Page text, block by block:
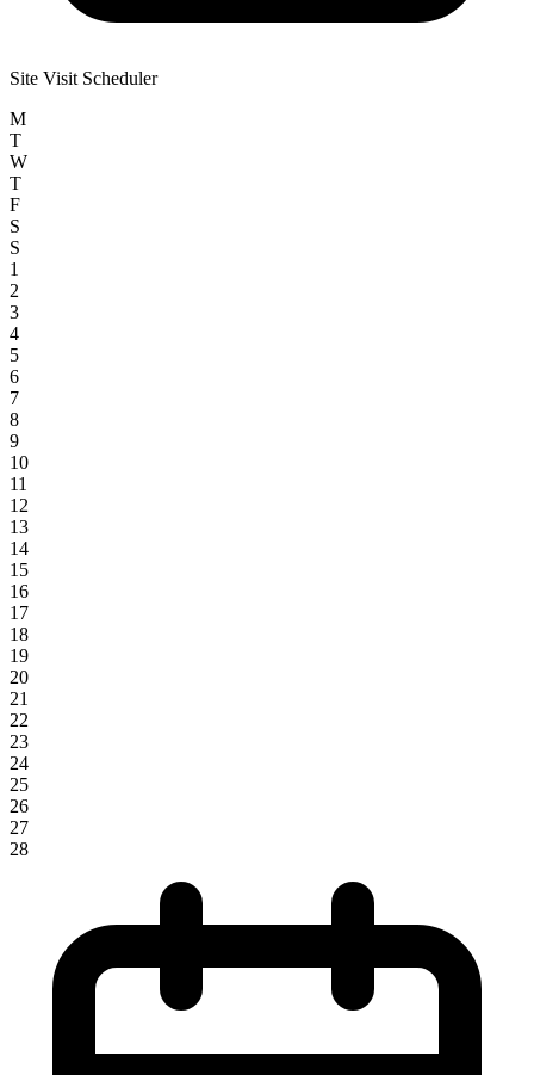
Site Visit Scheduler
M
T
W
T
F
S
S
1
2
3
4
5
6
7
8
9
10
11
12
13
14
15
16
17
18
19
20
21
22
23
24
25
26
27
28